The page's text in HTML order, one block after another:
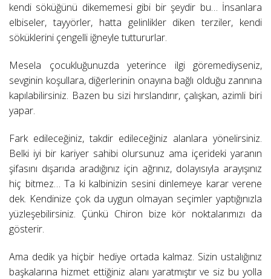
kendi söküğünü dikememesi gibi bir şeydir bu… İnsanlara
elbiseler, tayyörler, hatta gelinlikler diken terziler, kendi
söküklerini çengelli iğneyle tuttururlar.
Mesela çocukluğunuzda yeterince ilgi göremediyseniz,
sevginin koşullara, diğerlerinin onayına bağlı olduğu zannına
kapılabilirsiniz. Bazen bu sizi hırslandırır, çalışkan, azimli biri
yapar.
Fark edileceğiniz, takdir edileceğiniz alanlara yönelirsiniz.
Belki iyi bir kariyer sahibi olursunuz ama içerideki yaranın
şifasını dışarıda aradığınız için ağrınız, dolayısıyla arayışınız
hiç bitmez… Ta ki kalbinizin sesini dinlemeye karar verene
dek. Kendinize çok da uygun olmayan seçimler yaptığınızla
yüzleşebilirsiniz. Çünkü Chiron bize kör noktalarımızı da
gösterir.
Ama dedik ya hiçbir hediye ortada kalmaz. Sizin ustalığınız
başkalarına hizmet ettiğiniz alanı yaratmıştır ve siz bu yolla